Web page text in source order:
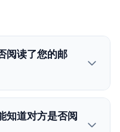
阅读了您的邮
知道对方是否阅